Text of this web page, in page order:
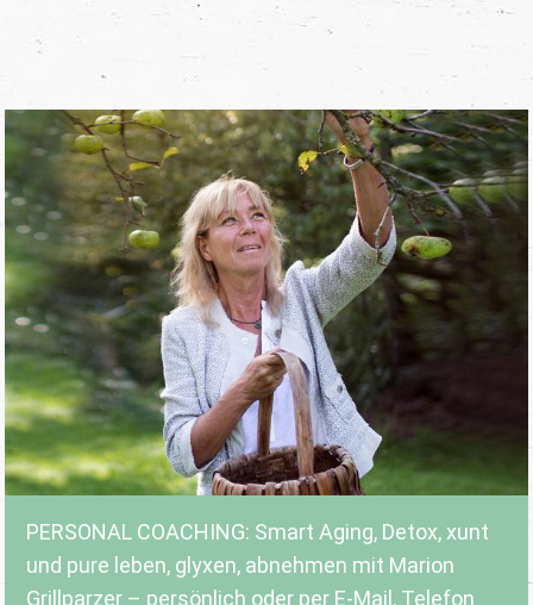
PERSONAL COACHING: Smart Aging, Detox, xunt
und pure leben, glyxen, abnehmen mit Marion
Grillparzer – persönlich oder per E-Mail, Telefon